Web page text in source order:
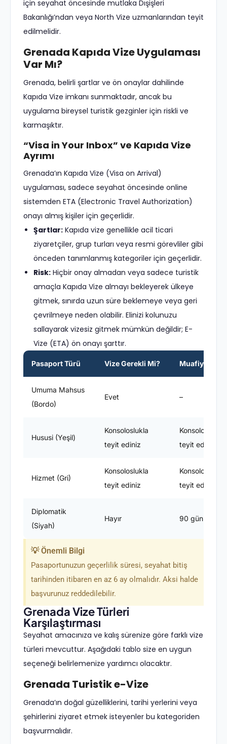
için seyahat öncesinde mutlaka Dışişleri
Bakanlığı’ndan veya North Vize uzmanlarından teyit
edilmelidir.
Grenada Kapıda Vize Uygulaması
Var Mı?
Grenada, belirli şartlar ve ön onaylar dahilinde
Kapıda Vize imkanı sunmaktadır, ancak bu
uygulama bireysel turistik gezginler için riskli ve
karmaşıktır.
“Visa in Your Inbox” ve Kapıda Vize
Ayrımı
Grenada’ın Kapıda Vize (Visa on Arrival)
uygulaması, sadece seyahat öncesinde online
sistemden ETA (Electronic Travel Authorization)
onayı almış kişiler için geçerlidir.
Şartlar: Kapıda vize genellikle acil ticari
ziyaretçiler, grup turları veya resmi görevliler gibi
önceden tanımlanmış kategoriler için geçerlidir.
Risk: Hiçbir onay almadan veya sadece turistik
amaçla Kapıda Vize almayı bekleyerek ülkeye
gitmek, sınırda uzun süre beklemeye veya geri
çevrilmeye neden olabilir. Elinizi kolunuzu
sallayarak vizesiz gitmek mümkün değildir; E-
Vize (ETA) ön onayı şarttır.
Pasaport Türü Vize Gerekli Mi? Muafiyet
Umuma Mahsus
(Bordo)
Evet –
Hususi (Yeşil)
Konsoloslukla
teyit ediniz
Konsoloslukla
teyit ediniz
Hizmet (Gri)
Konsoloslukla
teyit ediniz
Konsoloslukla
teyit ediniz
Diplomatik
(Siyah)
Hayır 90 gün
💡 Önemli Bilgi
Pasaportunuzun geçerlilik süresi, seyahat bitiş
tarihinden itibaren en az 6 ay olmalıdır. Aksi halde
başvurunuz reddedilebilir.
Grenada Vize Türleri
Karşılaştırması
Seyahat amacınıza ve kalış sürenize göre farklı vize
türleri mevcuttur. Aşağıdaki tablo size en uygun
seçeneği belirlemenize yardımcı olacaktır.
Grenada Turistik e-Vize
Grenada’ın doğal güzelliklerini, tarihi yerlerini veya
şehirlerini ziyaret etmek isteyenler bu kategoriden
başvurmalıdır.